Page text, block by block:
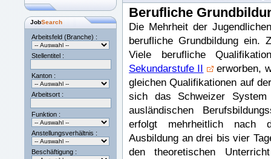
JobSearch
Arbeitsfeld (Branche) :
Stellentitel :
Kanton :
Arbeitsort :
Funktion :
Anstellungsverhältnis :
Beschäftigung :
Berufliche
Die Mehrheit der
berufliche Grundbildung ein.
Viele berufliche
Sekundarstufe II
erworben,
gleichen Qualifikationen auf
sich das Schweizer
ausländischen
erfolgt mehrheitlich nach
Ausbildung an drei bis vier
den theoretischen